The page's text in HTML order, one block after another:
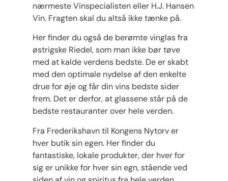
nærmeste Vinspecialisten eller H.J. Hansen
Vin. Fragten skal du altså ikke tænke på.
​​​​​​​Her finder du også de berømte vinglas fra
østrigske Riedel, som man ikke bør tøve
med at kalde verdens bedste. De er skabt
med den optimale nydelse af den enkelte
drue for øje og får din vins bedste sider
frem. Det er derfor, at glassene står på de
bedste restauranter over hele verden.
Fra Frederikshavn til Kongens Nytorv er
hver butik sin egen. Her finder du
fantastiske, lokale produkter, der hver for
sig er unikke for hver sin egn, stående ved